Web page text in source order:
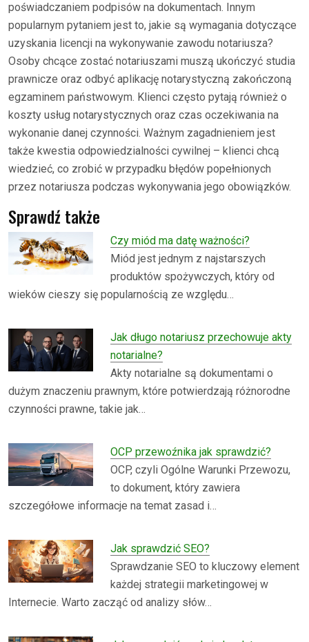
poświadczaniem podpisów na dokumentach. Innym
popularnym pytaniem jest to, jakie są wymagania dotyczące
uzyskania licencji na wykonywanie zawodu notariusza?
Osoby chcące zostać notariuszami muszą ukończyć studia
prawnicze oraz odbyć aplikację notarystyczną zakończoną
egzaminem państwowym. Klienci często pytają również o
koszty usług notarystycznych oraz czas oczekiwania na
wykonanie danej czynności. Ważnym zagadnieniem jest
także kwestia odpowiedzialności cywilnej – klienci chcą
wiedzieć, co zrobić w przypadku błędów popełnionych
przez notariusza podczas wykonywania jego obowiązków.
Sprawdź także
Czy miód ma datę ważności?
Miód jest jednym z najstarszych
produktów spożywczych, który od
wieków cieszy się popularnością ze względu…
Jak długo notariusz przechowuje akty
notarialne?
Akty notarialne są dokumentami o
dużym znaczeniu prawnym, które potwierdzają różnorodne
czynności prawne, takie jak…
OCP przewoźnika jak sprawdzić?
OCP, czyli Ogólne Warunki Przewozu,
to dokument, który zawiera
szczegółowe informacje na temat zasad i…
Jak sprawdzić SEO?
Sprawdzanie SEO to kluczowy element
każdej strategii marketingowej w
Internecie. Warto zacząć od analizy słów…